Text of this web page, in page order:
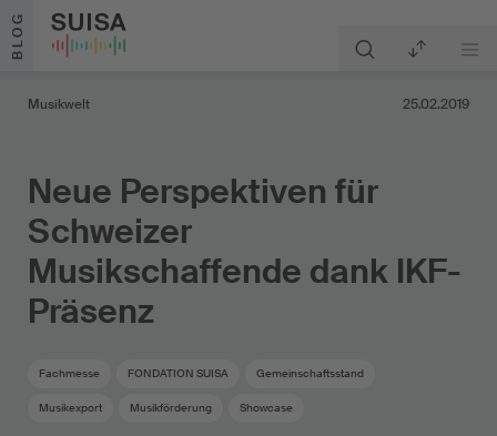
Zum Inhalt springen
BLOG
Musikwelt 25.02.2019
Neue Perspektiven für
Schweizer
Musikschaffende dank IKF-
Präsenz
Fachmesse FONDATION SUISA Gemeinschaftsstand
Musikexport Musikförderung Showcase